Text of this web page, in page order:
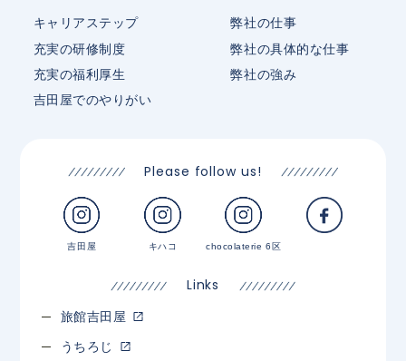
キャリアステップ
充実の研修制度
充実の福利厚生
吉田屋でのやりがい
弊社の仕事
弊社の具体的な仕事
弊社の強み
Links
旅館吉田屋
うちろじ
Please follow us!
吉田屋 キハコ chocolaterie 6区